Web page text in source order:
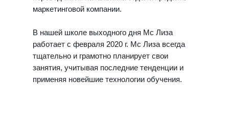
маркетинговой компании.
В нашей школе выходного дня Мс Лиза
работает с февраля 2020 г. Мс Лиза всегда
тщательно и грамотно планирует свои
занятия, учитывая последние тенденции и
применяя новейшие технологии обучения.